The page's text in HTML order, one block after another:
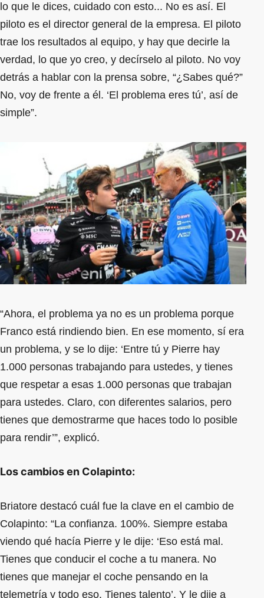
lo que le dices, cuidado con esto... No es así. El
piloto es el director general de la empresa. El piloto
trae los resultados al equipo, y hay que decirle la
verdad, lo que yo creo, y decírselo al piloto. No voy
detrás a hablar con la prensa sobre, “¿Sabes qué?”
No, voy de frente a él. ‘El problema eres tú’, así de
simple”.
“Ahora, el problema ya no es un problema porque
Franco está rindiendo bien. En ese momento, sí era
un problema, y se lo dije: ‘Entre tú y Pierre hay
1.000 personas trabajando para ustedes, y tienes
que respetar a esas 1.000 personas que trabajan
para ustedes. Claro, con diferentes salarios, pero
tienes que demostrarme que haces todo lo posible
para rendir’”, explicó.
Los cambios en Colapinto:
Briatore destacó cuál fue la clave en el cambio de
Colapinto: “La confianza. 100%. Siempre estaba
viendo qué hacía Pierre y le dije: ‘Eso está mal.
Tienes que conducir el coche a tu manera. No
tienes que manejar el coche pensando en la
telemetría y todo eso. Tienes talento’. Y le dije a